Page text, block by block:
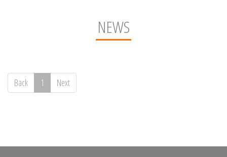
NEWS
Back 1 Next